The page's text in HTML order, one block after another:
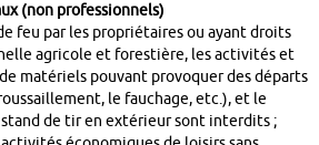
(non professionnels)
feu par les propriétaires ou ayant droits
agricole et forestière, les activités et
matériels pouvant provoquer des départs
le fauchage, etc.), et le
de tir en extérieur sont interdits ;